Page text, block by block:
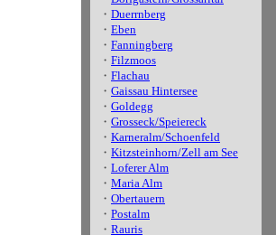
・ Duerrnberg
・ Eben
・ Fanningberg
・ Filzmoos
・ Flachau
・ Gaissau Hintersee
・ Goldegg
・ Grosseck/Speiereck
・ Karneralm/Schoenfeld
・ Kitzsteinhorn/Zell am See
・ Loferer Alm
・ Maria Alm
・ Obertauern
・ Postalm
・ Rauris